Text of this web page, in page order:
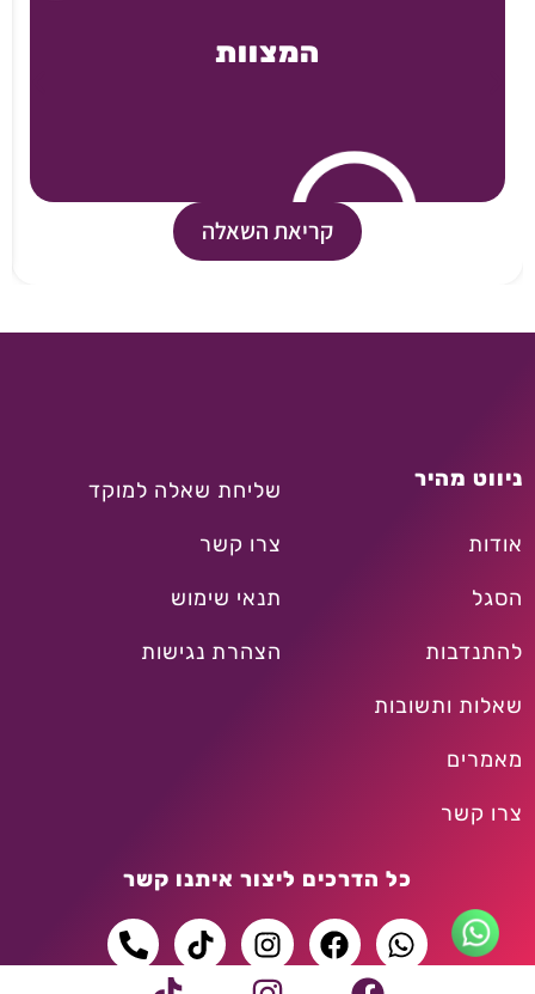
המצוות
קריאת השאלה
ניווט מהיר
אודות
הסגל
להתנדבות
שאלות ותשובות
מאמרים
צרו קשר
שליחת שאלה למוקד
צרו קשר
תנאי שימוש
הצהרת נגישות
כל הדרכים ליצור איתנו קשר